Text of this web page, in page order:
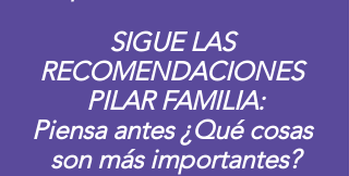
SIGUE LAS
RECOMENDACIONES
PILAR FAMILIA:
Piensa antes ¿Qué cosas
son más importantes?